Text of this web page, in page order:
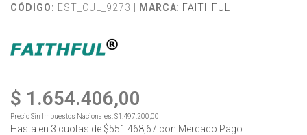
CÓDIGO: EST_CUL_9273 | MARCA: FAITHFUL
$ 1.654.406,00
Precio Sin Impuestos Nacionales:$1.497.200,00
Hasta en 3 cuotas de $551.468,67 con Mercado Pago